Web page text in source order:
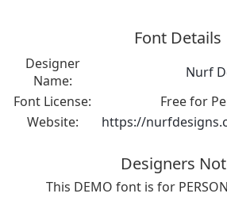
Font Details
Designer
Name:
Nurf
Font License:
Free for
Website:
https://
Designers
This DEMO font is for